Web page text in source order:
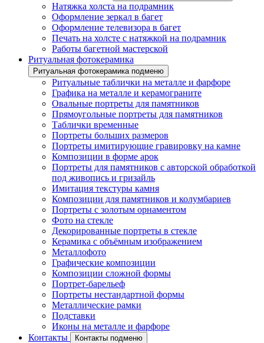
Натяжка холста на подрамник
Оформление зеркал в багет
Оформление телевизора в багет
Печать на холсте с натяжкой на подрамник
Работы багетной мастерской
Ритуальная фотокерамика
Ритуальная фотокерамика подменю
Ритуальные таблички на металле и фарфоре
Графика на металле и керамограните
Овальные портреты для памятников
Прямоугольные портреты для памятников
Таблички временные
Портреты больших размеров
Портреты имитирующие гравировку на камне
Композиции в форме арок
Портреты для памятников с авторской обработкой
под живопись и гризайль
Имитация текстуры камня
Композиции для памятников и колумбариев
Портреты с золотым орнаментом
Фото на стекле
Декорированные портреты в стекле
Керамика с объёмным изображением
Металлофото
Графические композиции
Композиции сложной формы
Портрет-барельеф
Портреты нестандартной формы
Металлические рамки
Подставки
Иконы на металле и фарфоре
Контакты
Контакты подменю